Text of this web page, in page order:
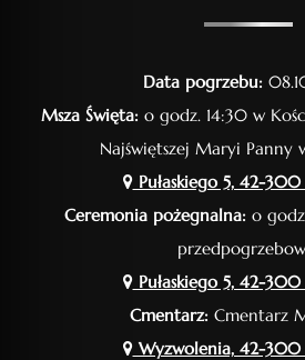
Data pogrzebu:
Msza Święta: o godz. 14:30 w
Najświętszej Maryi Panny
Pułaskiego 5, 42-300
Ceremonia pożegnalna:o
Pułaskiego 5, 42-300
Cmentarz: Cmentarz
Wyzwolenia, 42-300